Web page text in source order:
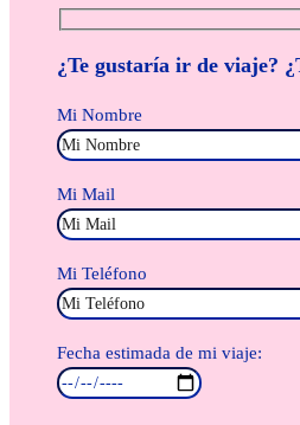
¿Te gustaría ir de viaje?
Mi Nombre
Mi Mail
Mi Teléfono
Fecha estimada de mi viaje: